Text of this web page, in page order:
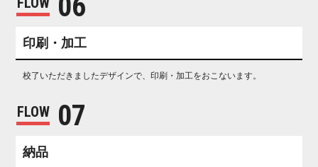
0 6
印 刷 ・ 加 工
校了いただきましたデザインで、印刷・加工をおこな い ま す 。
FLOW 0 7
納 品